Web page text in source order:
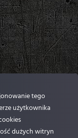
tego
użytkownika
dużych witryn